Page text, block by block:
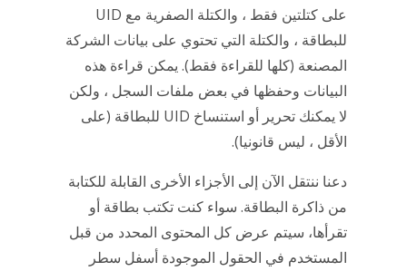
على كتلتين فقط ، والكتلة الصفرية مع UID
للبطاقة ، والكتلة التي تحتوي على بيانات الشركة
المصنعة (كلها للقراءة فقط). يمكن قراءة هذه
البيانات وحفظها في بعض ملفات السجل ، ولكن
لا يمكنك تحرير أو استنساخ UID للبطاقة (على
الأقل ، ليس قانونيا).
دعنا ننتقل الآن إلى الأجزاء الأخرى القابلة للكتابة
من ذاكرة البطاقة. سواء كنت تكتب بطاقة أو
تقرأها، سيتم عرض كل المحتوى المحدد من قبل
المستخدم في الحقول الموجودة أسفل سطر